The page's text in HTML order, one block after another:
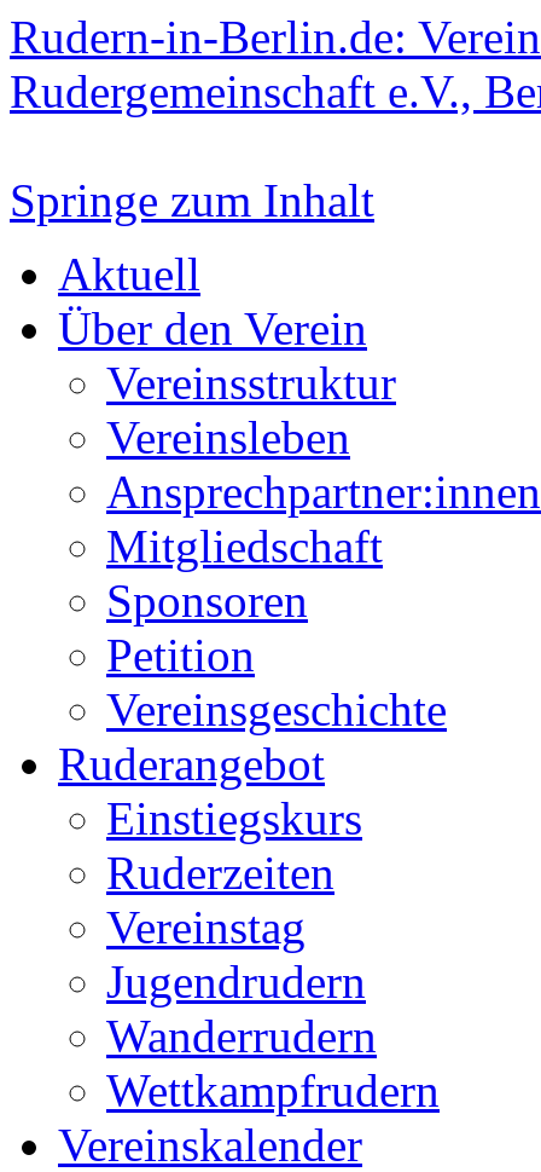
Rudern-in-Berlin.de:
Rudergemeinschaft e.V.,
Springe zum Inhalt
Aktuell
Über den Verein
Vereinsstruktur
Vereinsleben
Ansprechpartner:innen
Mitgliedschaft
Sponsoren
Petition
Vereinsgeschichte
Ruderangebot
Einstiegskurs
Ruderzeiten
Vereinstag
Jugendrudern
Wanderrudern
Wettkampfrudern
Vereinskalender